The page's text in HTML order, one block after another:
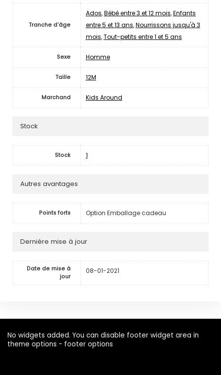
Tranche d'âge
Ados,Bébé entre 3 et 12 mois,Enfants
entre 5 et 13 ans,Nourrissons jusqu'à 3
mois,Tout-petits entre 1 et 5 ans
Sexe Homme
Taille 12M
Marchand Kids Around
Stock
Stock 1
Autres avantages
Points forts Option Emballage cadeau
Dernière mise à jour
Date de mise à
jour
08-01-2021
No widgets added. You can disable footer widget area in
theme options - footer options